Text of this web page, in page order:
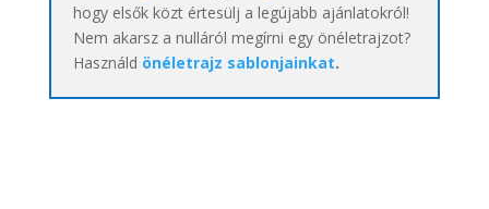
hogy elsők közt értesülj a legújabb ajánlatokról!
Nem akarsz a nulláról megírni egy önéletrajzot?
Használd önéletrajz sablonjainkat.